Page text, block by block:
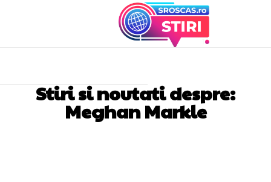
Stiri si noutati despre:
Meghan Markle